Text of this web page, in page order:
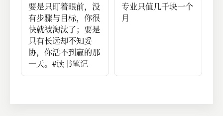
要是只盯着眼前，没
有步骤与目标，你很
快就被淘汰了；要是
只有长远却不知妥
协，你活不到赢的那
一天。#读书笔记
专业只值几千块一个
月